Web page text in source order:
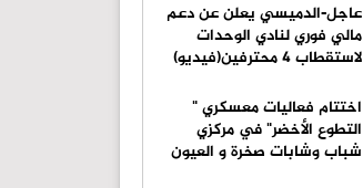
عاجل-الدميسي يعلن عن دعم
مالي فوري لنادي الوحدات
لاستقطاب 4 محترفين(فيديو)
اختتام فعاليات معسكري "
التطوع الأخضر" في مركزي
شباب وشابات صخرة و العيون